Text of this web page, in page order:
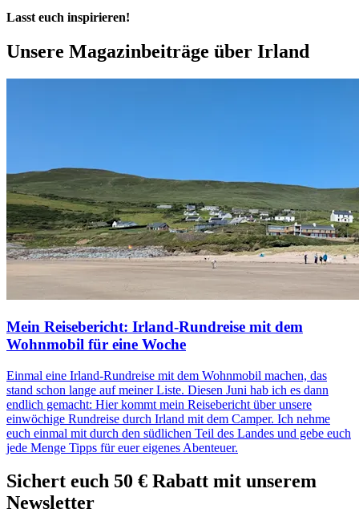
Lasst euch inspirieren!
Unsere Magazinbeiträge über Irland
Mein Reisebericht: Irland-Rundreise mit dem
Wohnmobil für eine Woche
Einmal eine Irland-Rundreise mit dem Wohnmobil machen, das
stand schon lange auf meiner Liste. Diesen Juni hab ich es dann
endlich gemacht: Hier kommt mein Reisebericht über unsere
einwöchige Rundreise durch Irland mit dem Camper. Ich nehme
euch einmal mit durch den südlichen Teil des Landes und gebe euch
jede Menge Tipps für euer eigenes Abenteuer.
Sichert euch 50 € Rabatt mit unserem
Newsletter